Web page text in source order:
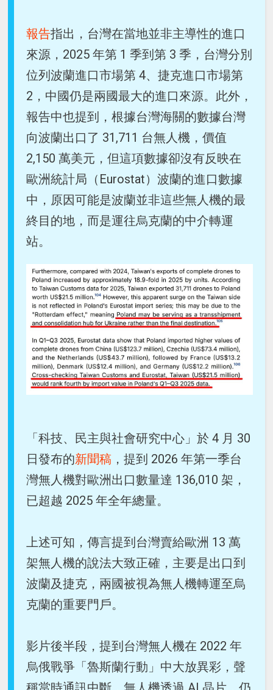
報告指出，台灣在當地並非主導性的進口
來源，2025 年第 1 季到第 3 季，台灣分別
位列波蘭進口市場第 4、捷克進口市場第
2，中國仍是兩國最大的進口來源。此外，
報告中也提到，根據台灣海關的數據台灣
向波蘭出口了 31,711 台無人機，價值
2,150 萬美元，但這項數據卻沒有反映在
歐洲統計局（Eurostat）波蘭的進口數據
中，原因可能是波蘭並非這些無人機的最
終目的地，而是運往烏克蘭的中介轉運
站。
「科技、民主與社會研究中心」於 4 月 30
日發布的新聞稿 ，提到 2026 年第一季台
灣無人機對歐洲出口數量達 136,010 架，
已超越 2025 年全年總量。
上述可知，傳言提到台灣賣給歐洲 13 萬
架無人機的說法大致正確，主要是出口到
波蘭及捷克，兩國被視為無人機轉運至烏
克蘭的重要門戶。
影片後半段，提到台灣無人機在 2022 年
烏俄戰爭「魯斯蘭行動」中大放異彩，聲